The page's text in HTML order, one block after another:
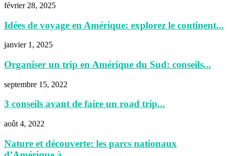
février 28, 2025
Idées de voyage en Amérique: explorez le continent...
janvier 1, 2025
Organiser un trip en Amérique du Sud: conseils...
septembre 15, 2022
3 conseils avant de faire un road trip...
août 4, 2022
Nature et découverte: les parcs nationaux